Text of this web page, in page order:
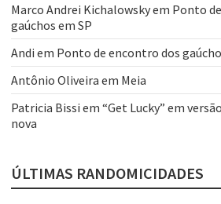
Marco Andrei Kichalowskyem Ponto
gaúchos em SP
Andi em Ponto de encontro dos
Antônio Oliveira em Meia
Patricia Bissi em “Get Lucky” em
nova
ÚLTIMAS RANDOMICIDADES